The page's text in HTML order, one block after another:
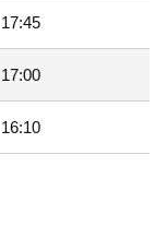
17:45
17:00
16:10